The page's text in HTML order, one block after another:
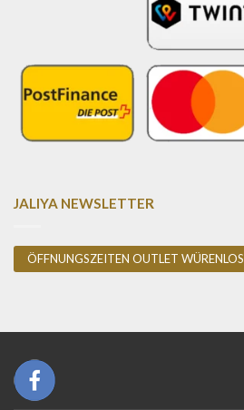
JALIYA NEWSLETTER
ÖFFNUNGSZEITEN OUTLET WÜRENLOS